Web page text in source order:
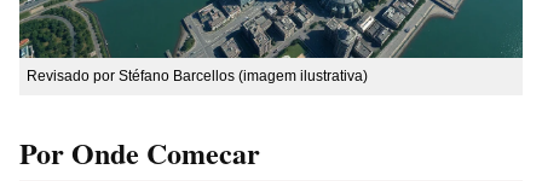
Revisado por Stéfano Barcellos (imagem ilustrativa)
Por Onde Comecar